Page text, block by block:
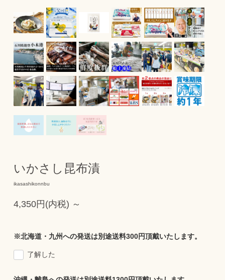
いかさし昆布漬
ikasashikonnbu
4,350円(内税) ～
※北海道・九州への発送は別途送料300円頂戴いたします。
了解した